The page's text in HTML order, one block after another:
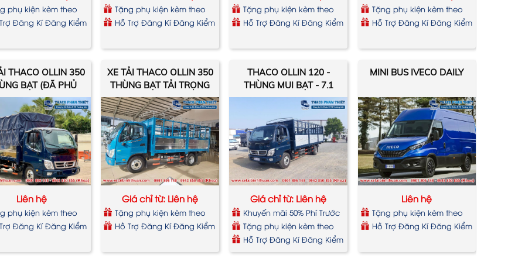
phụ kiện kèm theo
Đăng Kí Đăng Kiểm
Tặng phụ kiện kèm theo
xe
Hỗ Trợ Đăng Kí Đăng Kiểm
Tặng phụ kiện kèm theo
xe
Hỗ Trợ Đăng Kí Đăng Kiểm
Tặng phụ kiện kèm theo
xe
Hỗ Trợ Đăng Kí Đăng Kiểm
THACO OLLIN 350
BẠT (ĐÃ PHỦ
) TẢI TRỌNG 2.15
TẤN EURO 4
Liên hệ
phụ kiện kèm theo
Đăng Kí Đăng Kiểm
XE TẢI THACO OLLIN 350
THÙNG BẠT TẢI TRỌNG
2.15 TẤN EURO 4
Giá chỉ từ: Liên hệ
Tặng phụ kiện kèm theo
xe
Hỗ Trợ Đăng Kí Đăng Kiểm
THACO OLLIN 120 -
THÙNG MUI BẠT - 7.1
TẤN
Giá chỉ từ: Liên hệ
Khuyến mãi 50% Phí Trước
Bạ
Tặng phụ kiện kèm theo
xe
Hỗ Trợ Đăng Kí Đăng Kiểm
MINI BUS IVECO DAILY
Liên hệ
Tặng phụ kiện kèm theo
xe
Hỗ Trợ Đăng Kí Đăng Kiểm